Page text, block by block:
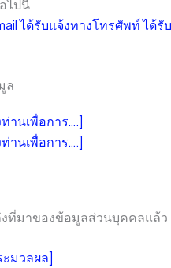
ไปนี้
ได้รับแจ้งทางโทรศัพท์ ได้รั
ล
านเพื่อการ….]
านเพื่อการ….]
ที่มาของข้อมูลส่วนบุคคลแล้
ะมวลผล]